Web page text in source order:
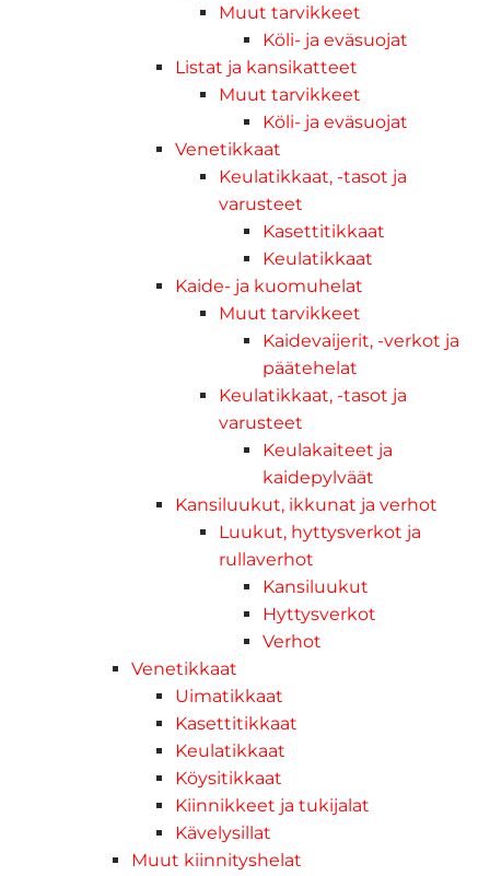
Muut tarvikkeet
Köli- ja eväsuojat
Listat ja kansikatteet
Muut tarvikkeet
Köli- ja eväsuojat
Venetikkaat
Keulatikkaat, -tasot ja
varusteet
Kasettitikkaat
Keulatikkaat
Kaide- ja kuomuhelat
Muut tarvikkeet
Kaidevaijerit, -verkot ja
päätehelat
Keulatikkaat, -tasot ja
varusteet
Keulakaiteet ja
kaidepylväät
Kansiluukut, ikkunat ja verhot
Luukut, hyttysverkot ja
rullaverhot
Kansiluukut
Hyttysverkot
Verhot
Venetikkaat
Uimatikkaat
Kasettitikkaat
Keulatikkaat
Köysitikkaat
Kiinnikkeet ja tukijalat
Kävelysillat
Muut kiinnityshelat